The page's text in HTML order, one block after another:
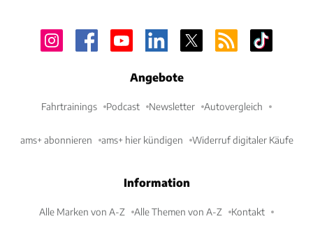
Angebote
Fahrtrainings Podcast Newsletter Autovergleich
ams+ abonnieren ams+ hier kündigen Widerruf digitaler Käufe
Information
Alle Marken von A-Z Alle Themen von A-Z Kontakt